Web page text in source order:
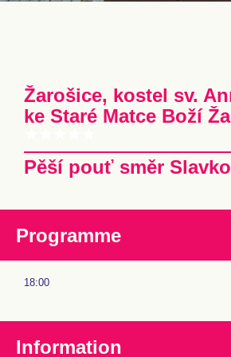
Žarošice, kostel sv.
ke Staré Matce Boží
Pěší pouť směr
Programme
18:00
Information